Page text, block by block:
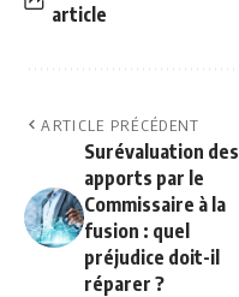
article
ARTICLE PRÉCÉDENT
Surévaluation des
apports par le
Commissaire à la
fusion : quel
préjudice doit-il
réparer ?